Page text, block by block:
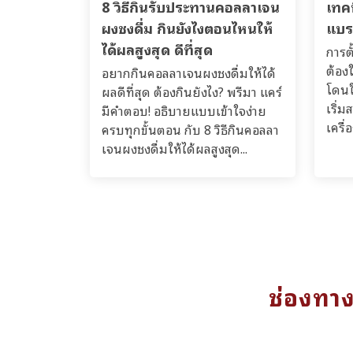
8 วิธีกินรับประทานคอลลาเจน
ผงชงดื่ม กินยังไงตอนไหนให้
ได้ผลสูงสุด ดีที่สุด
อยากกินคอลลาเจนผงชงดื่มให้ได้
ผลดีที่สุด ต้องกินยังไง? พรีมา แคร์
มีคำตอบ! อธิบายแบบเข้าใจง่าย
ครบทุกขั้นตอน กับ 8 วิธีกินคอลลา
เจนผงชงดื่มให้ได้ผลสูงสุด...
เท
แบ
การ
ต้อง
โดน
เริ่ม
เครื่
ช่องทา